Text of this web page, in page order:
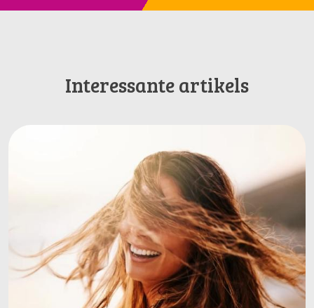
Interessante artikels